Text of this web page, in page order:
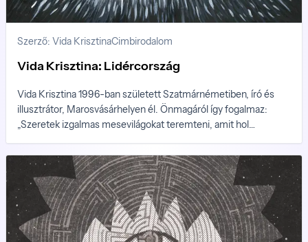
Szerző: Vida KrisztinaCimbirodalom
Vida Krisztina: Lidércország
Vida Krisztina 1996-ban született Szatmárnémetiben, író és
illusztrátor, Marosvásárhelyen él. Önmagáról így fogalmaz:
„Szeretek izgalmas mesevilágokat teremteni, amit hol
vagy történeteket szövök, még a legrosszabb napon is jobb
kedvre derülök. Akkor vagyok a legboldogabb, ha a kép és a
szöveg együtt jelenhet meg.”